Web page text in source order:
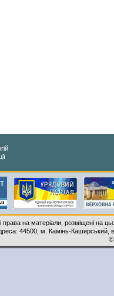
права на матеріали, розміщені на
44500, м. Камінь-Каширський,
©